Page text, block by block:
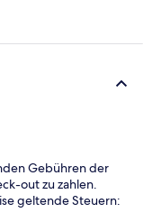
Gebühren der
out zu zahlen.
geltende Steuern: